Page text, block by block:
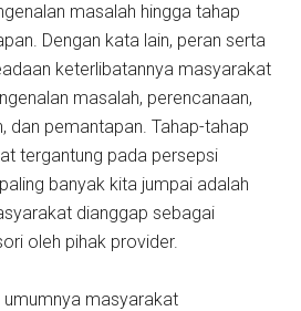
masalah hingga tahap
Dengan kata lain, peran serta
keterlibatannya masyarakat
masalah, perencanaan,
dan pemantapan. Tahap-tahap
tergantung pada persepsi
banyak kita jumpai adalah
dianggap sebagai
oleh pihak provider.
umumnya masyarakat